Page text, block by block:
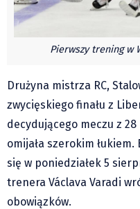
Pre-teksty i kon-
Na posiónku
Na granicy
Historia
Podróże
Wywiady
Rodziny
Nauka
Młodzi
Pierwszy trening w
Drużyna mistrza RC,
zwycięskiego finału z
decydującego meczu z
omijała szerokim łukiem.
się w poniedziałek 5
trenera Václava Varadi
obowiązków.